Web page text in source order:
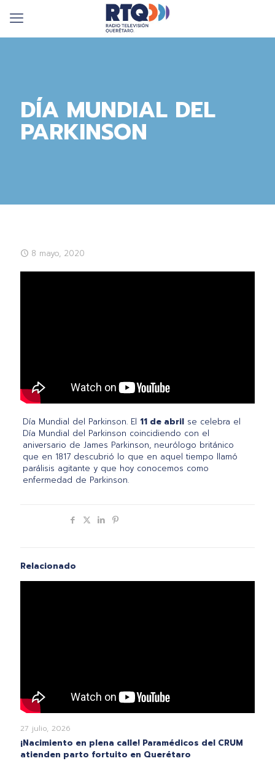
DÍA MUNDIAL DEL
PARKINSON
8 mayo, 2020
Día Mundial del Parkinson. El 11 de abrilse celebra el
Día Mundial del Parkinson coincidiendo con el
aniversario de James Parkinson, neurólogo británico
que en 1817 descubrió lo que en aquel tiempo llamó
parálisis agitante y que hoy conocemos como
enfermedad de Parkinson.
Relacionado
27 julio, 2026
¡Nacimiento en plena calle! Paramédicos del CRUM
atienden parto fortuito en Querétaro